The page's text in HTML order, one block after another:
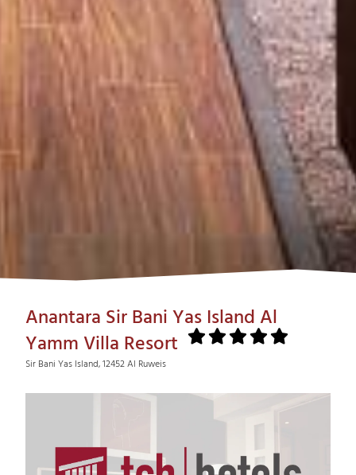
Anantara Sir Bani Yas Island Al
Yamm Villa Resort
Sir Bani Yas Island, 12452 Al Ruweis